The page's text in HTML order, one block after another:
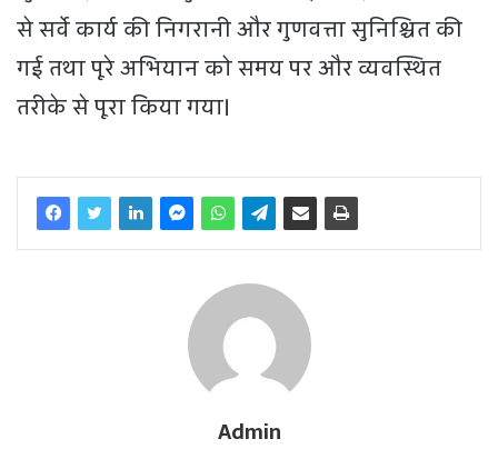
से सर्वे कार्य की निगरानी और गुणवत्ता सुनिश्चित की
गई तथा पूरे अभियान को समय पर और व्यवस्थित
तरीके से पूरा किया गया।
Admin